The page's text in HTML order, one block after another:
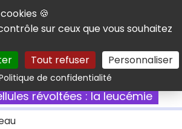
des cookies
🍪
sur ceux que vous souhaitez
Tout refuser Personnaliser
de confidentialitéRechercher
révoltées : la leucémie